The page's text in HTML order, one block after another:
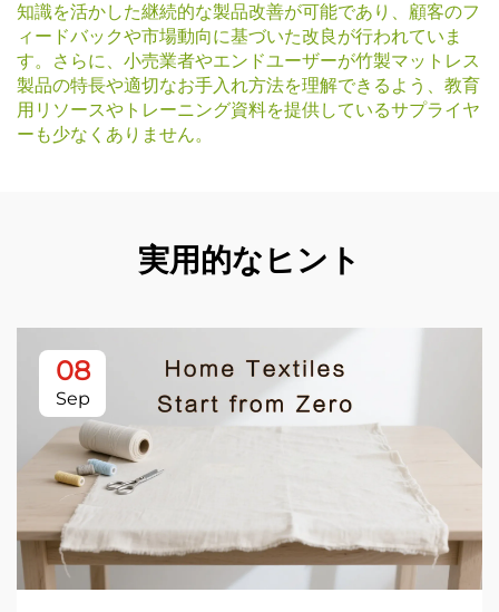
知識を活かした継続的な製品改善が可能であり、顧客のフ
ィードバックや市場動向に基づいた改良が行われていま
す。さらに、小売業者やエンドユーザーが竹製マットレス
製品の特長や適切なお手入れ方法を理解できるよう、教育
用リソースやトレーニング資料を提供しているサプライヤ
ーも少なくありません。
実用的なヒント
08
Sep